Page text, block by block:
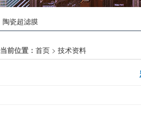
陶瓷超滤膜
当前位置： 首页 > 技术资料